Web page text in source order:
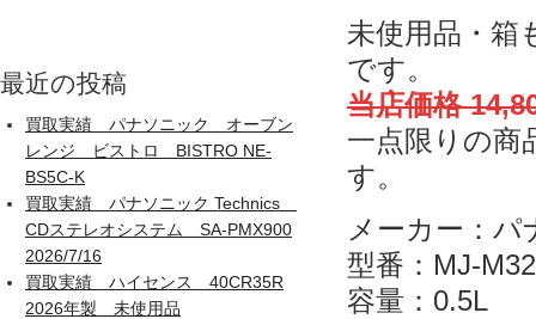
未使用品・箱
です。
当店価格
一点限りの商
す。
メーカー：パ
型番：MJ-
容量：0.5L
最近の投稿
買取実績 パナソニック オーブン
レンジ ビストロ BISTRO NE-
BS5C-K
買取実績 パナソニック Technics
CDステレオシステム SA-PMX900
2026/7/16
買取実績 ハイセンス 40CR35R
2026年製 未使用品